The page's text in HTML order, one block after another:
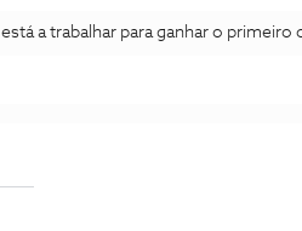
está a trabalhar para ganhar o primeiro